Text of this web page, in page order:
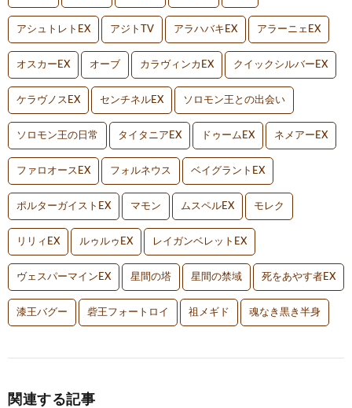
アシュトレトEX アジトTV アラハバキEX アラーニェEX
オスカーEX オーブ カラヴィンカEX クイックシルバーEX
ケラヴノスEX センチネルEX ソロモン王との出会い
ソロモン王の日常 タイタニアEX ドゥームEX ネメアーEX
ファロオースEX フォルネウス ベイグラントEX
ポルターガイストEX マモン ムスペルEX モレク
リリィEX ルゥルゥEX レイガンベレットEX
ヴェスパーマインEX 星間の塔 星間の禁域 死をあやす者EX
漆王バグー 砦王フォートロイ 祖メギド 魂なき黒き半身
関連する記事